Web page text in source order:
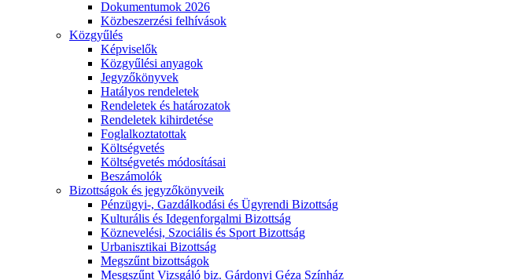
Dokumentumok 2026
Közbeszerzési felhívások
Közgyűlés
Képviselők
Közgyűlési anyagok
Jegyzőkönyvek
Hatályos rendeletek
Rendeletek és határozatok
Rendeletek kihirdetése
Foglalkoztatottak
Költségvetés
Költségvetés módosításai
Beszámolók
Bizottságok és jegyzőkönyveik
Pénzügyi-, Gazdálkodási és Ügyrendi Bizottság
Kulturális és Idegenforgalmi Bizottság
Köznevelési, Szociális és Sport Bizottság
Urbanisztikai Bizottság
Megszűnt bizottságok
Mesgszűnt Vizsgáló biz. Gárdonyi Géza Színház